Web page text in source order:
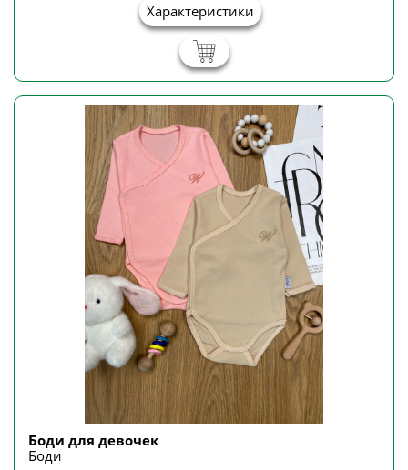
Характеристики
Боди для девочек
Боди